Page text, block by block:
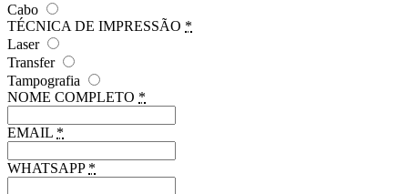
Cabo
TÉCNICA DE IMPRESSÃO *
Laser
Transfer
Tampografia
NOME COMPLETO *
EMAIL *
WHATSAPP *